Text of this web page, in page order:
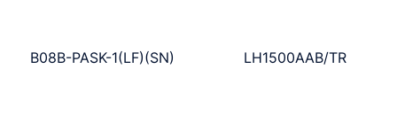
B08B-PASK-1(LF)(SN) LH1500AAB/TR